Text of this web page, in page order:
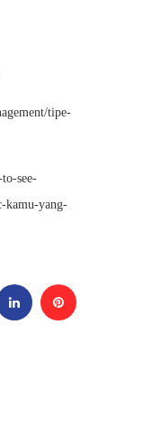
tipe-
see-
kamu-yang-